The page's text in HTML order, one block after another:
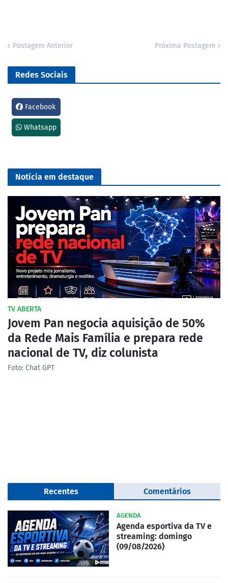
Postagem Anterior Próxima Postagem
Redes Sociais
Facebook
Whatsapp
Notícia em destaque
TV ABERTA
Jovem Pan negocia aquisição de 50%
da Rede Mais Família e prepara rede
nacional de TV, diz colunista
Foto: Chat GPT
Recentes Comentários
AGENDA
Agenda esportiva da TV e
streaming: domingo
(09/08/2026)